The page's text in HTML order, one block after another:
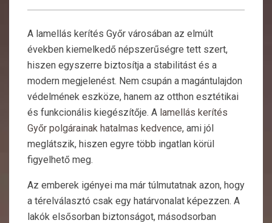
A lamellás kerítés Győr városában az elmúlt
években kiemelkedő népszerűségre tett szert,
hiszen egyszerre biztosítja a stabilitást és a
modern megjelenést. Nem csupán a magántulajdon
védelmének eszköze, hanem az otthon esztétikai
és funkcionális kiegészítője. A lamellás kerítés
Győr polgárainak hatalmas kedvence, ami jól
meglátszik, hiszen egyre több ingatlan körül
figyelhető meg.
Az emberek igényei ma már túlmutatnak azon, hogy
a térelválasztó csak egy határvonalat képezzen. A
lakók elsősorban biztonságot, másodsorban